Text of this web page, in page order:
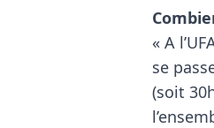
« A
se
(soit